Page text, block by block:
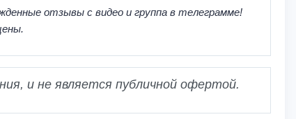
отзывы с видео и группа в телеграмме!
и не является публичной офертой.